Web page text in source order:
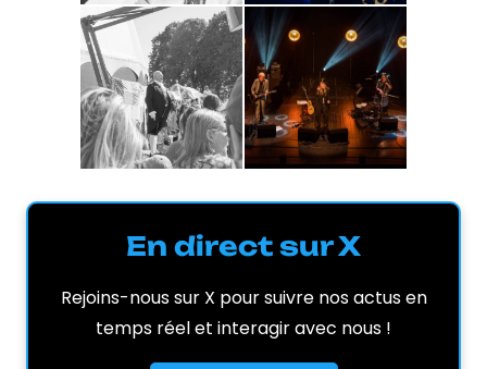
En direct sur X
Rejoins-nous sur X pour suivre nos actus en
temps réel et interagir avec nous !